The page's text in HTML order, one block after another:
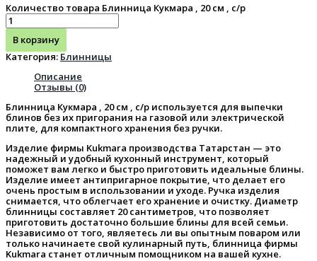
Количество товара Блинница Кукмара , 20 см , с/р
В корзину
Категория: Блинницы
Описание
Отзывы (0)
Блинница Кукмара , 20 см , с/р используется для выпечки
блинов без их пригорания на газовой или электрической
плите, для компактного хранения без ручки.
Изделие фирмы Kukmara производства Татарстан — это
надежный и удобный кухонный инструмент, который
поможет вам легко и быстро приготовить идеальные блины.
Изделие имеет антипригарное покрытие, что делает его
очень простым в использовании и уходе. Ручка изделия
снимается, что облегчает его хранение и очистку. Диаметр
блинницы составляет 20 сантиметров, что позволяет
приготовить достаточно большие блины для всей семьи.
Независимо от того, являетесь ли вы опытным поваром или
только начинаете свой кулинарный путь, блинница фирмы
Kukmara станет отличным помощником на вашей кухне.